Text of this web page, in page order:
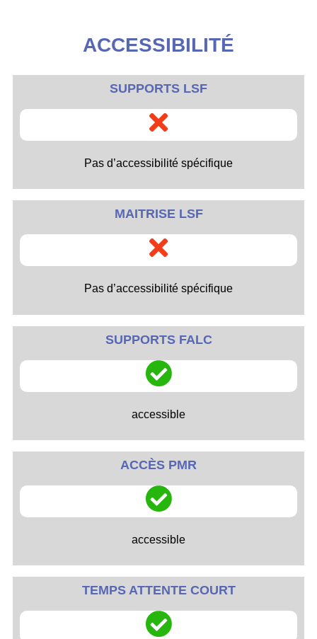
ACCESSIBILITÉ
SUPPORTS LSF
Pas d’accessibilité spécifique
MAITRISE LSF
Pas d’accessibilité spécifique
SUPPORTS FALC
accessible
ACCÈS PMR
accessible
TEMPS ATTENTE COURT